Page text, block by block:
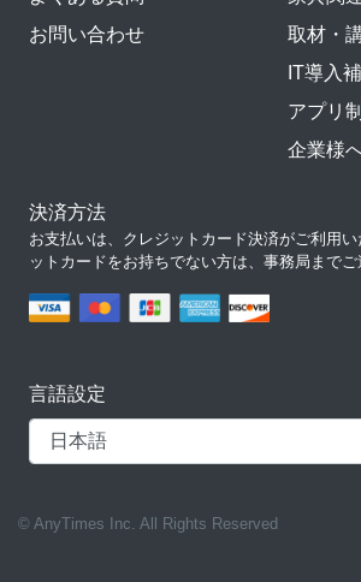
お問い合わせ
取材・
IT導入
アプリ
企業様
決済方法
お支払いは、クレジットカード決済がご利用
ットカードをお持ちでない方は、事務局までご
言語設定
© AnyTimes Inc. All Rights Reserved